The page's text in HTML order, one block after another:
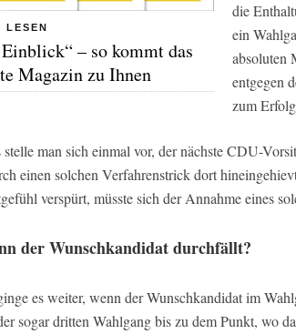
LESEN
– so kommt das
Magazin zu Ihnen
die
ein
absoluten
entgegen
zum
man sich einmal vor, der nächste CDU-
einen solchen Verfahrenstrick dort
verspürt, müsste sich der Annahme eines
der Wunschkandidat durchfällt?
es weiter, wenn der Wunschkandidat im
sogar dritten Wahlgang bis zu dem Punkt, wo